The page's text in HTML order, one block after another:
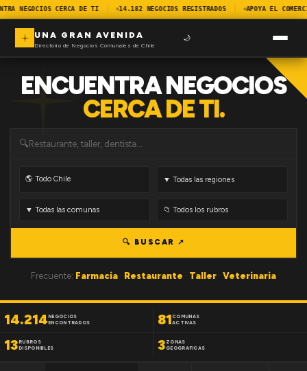
NEGOCIOS CERCA DE TI 14.182 NEGOCIOS REGISTRADOS APOYA EL
UNA GRAN AVENIDA
Directorio de Negocios Comunales de Chile
🌙
ENCUENTRA NEGOCIOS
CERCA DE TI.
🔍
🔍 BUSCAR ↗
Frecuente: Farmacia · Restaurante · Taller · Veterinaria
14.214NEGOCIOS
ENCONTRADOS
81 COMUNAS
ACTIVAS
13RUBROS
DISPONIBLES
3 ZONAS
GEOGRAFICAS